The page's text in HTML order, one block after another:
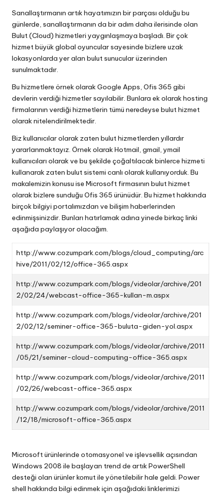
Sanallaştırmanın artık hayatımızın bir parçası olduğu bu
günlerde, sanallaştırmanın da bir adım daha ilerisinde olan
Bulut (Cloud) hizmetleri yaygınlaşmaya başladı. Bir çok
hizmet büyük global oyuncular sayesinde bizlere uzak
lokasyonlarda yer alan bulut sunucular üzerinden
sunulmaktadır.
Bu hizmetlere örnek olarak Google Apps, Ofis 365 gibi
devlerin verdiği hizmetler sayılabilir. Bunlara ek olarak hosting
firmalarının verdiği hizmetlerin tümü neredeyse bulut hizmet
olarak nitelendirilmektedir.
Biz kullanıcılar olarak zaten bulut hizmetlerden yıllardır
yararlanmaktayız. Örnek olarak Hotmail, gmail, ymail
kullanıcıları olarak ve bu şekilde çoğaltılacak binlerce hizmeti
kullanarak zaten bulut sistemi canlı olarak kullanıyorduk. Bu
makalemizin konusu ise Microsoft firmasının bulut hizmet
olarak bizlere sunduğu Ofis 365 ürünüdür. Bu hizmet hakkında
birçok bilgiyi portalımızdan ve bilişim haberlerinden
edinmişsinizdir. Bunları hatırlamak adına yinede birkaç linki
aşağıda paylaşıyor olacağım.
http://www.cozumpark.com/blogs/cloud_computing/arc
hive/2011/02/12/office-365.aspx
http://www.cozumpark.com/blogs/videolar/archive/201
2/02/24/webcast-office-365-kullan-m.aspx
http://www.cozumpark.com/blogs/videolar/archive/201
2/02/12/seminer-office-365-buluta-giden-yol.aspx
http://www.cozumpark.com/blogs/videolar/archive/2011
/05/21/seminer-cloud-computing-office-365.aspx
http://www.cozumpark.com/blogs/videolar/archive/2011
/02/26/webcast-office-365.aspx
http://www.cozumpark.com/blogs/videolar/archive/2011
/12/18/microsoft-office-365.aspx
Microsoft ürünlerinde otomasyonel ve işlevsellik açısından
Windows 2008 ile başlayan trend de artık PowerShell
desteği olan ürünler komut ile yönetilebilir hale geldi. Power
shell hakkında bilgi edinmek için aşağıdaki linklerimizi